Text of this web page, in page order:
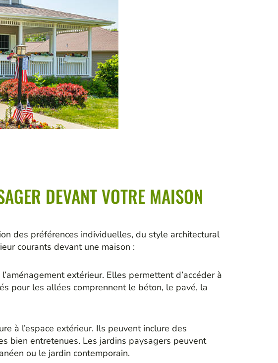
DEVANT VOTRE MAISON
des préférences individuelles, du style architectural
courants devant une maison :
extérieur. Elles permettent d’accéder à
pour les allées comprennent le béton, le pavé, la
à l’espace extérieur. Ils peuvent inclure des
bien entretenues. Les jardins paysagers peuvent
ou le jardin contemporain.